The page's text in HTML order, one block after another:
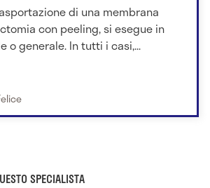
di una membrana
con peeling, si esegue in
o generale. In tutti i casi,...
SPECIALISTA